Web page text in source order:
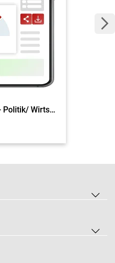
Buchner weekly - Politik/ Wirtschaft